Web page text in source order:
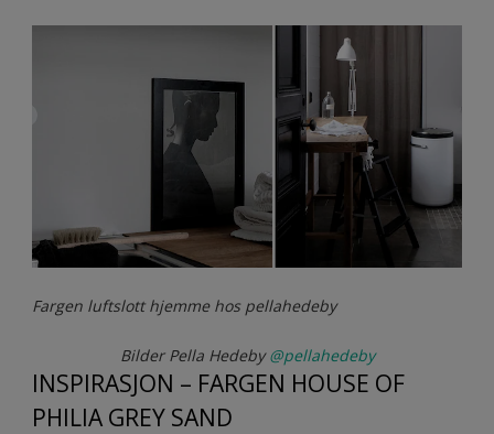
Fargen luftslott hjemme hos pellahedeby
Bilder Pella Hedeby@pellahedeby
INSPIRASJON – FARGEN HOUSE OF
PHILIA GREY SAND